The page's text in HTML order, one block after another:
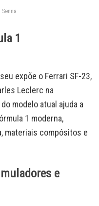
1
expõe o Ferrari SF-23,
Leclerc na
modelo atual ajuda a
1 moderna,
materiais compósitos e
e